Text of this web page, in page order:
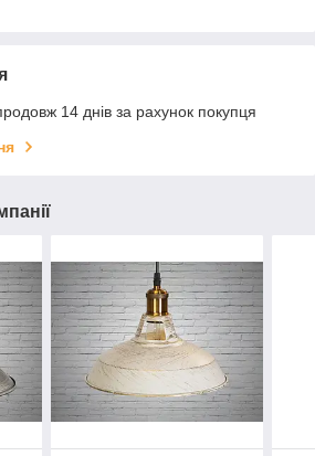
14 днів за рахунок покупця